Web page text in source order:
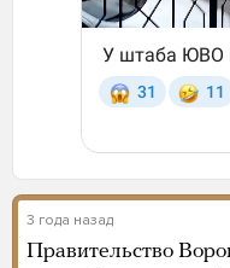
3 года назад
Правительство